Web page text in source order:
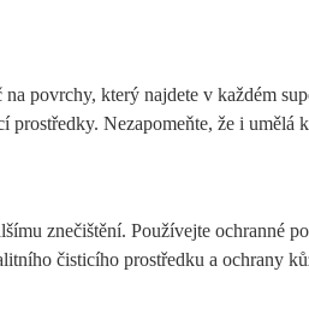
povrchy, který najdete v každém
Nezapomeňte, že i umělá
znečištění. Používejte ochranné
čisticího prostředku a ochrany